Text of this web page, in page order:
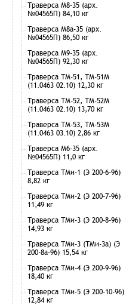
Траверса М8-35 (арх.
№04565П) 84,10 кг
Траверса М8а-35 (арх.
№04565П) 86,50 кг
Траверса М9-35 (арх.
№04565П) 92,30 кг
Траверса ТМ-51, ТМ-51М
(11.0463 02.10) 12,30 кг
Траверса ТМ-52, ТМ-52М
(11.0463 02.10) 13,70 кг
Траверса ТМ-53, ТМ-53М
(11.0463 03.10) 2,86 кг
Траверса М6-35 (арх.
№04565П) 11,0 кг
Траверса ТМи-1 (Э 200-6-96)
8,82 кг
Траверса ТМи-2 (Э 200-7-96)
11,49 кг
Траверса ТМи-3 (Э 200-8-96)
14,93 кг
Траверса ТМи-3 (ТМи-3а) (Э
200-8а-96) 15,54 кг
Траверса ТМи-4 (Э 200-9-96)
18,40 кг
Траверса ТМи-5 (Э 200-10-96)
12,84 кг